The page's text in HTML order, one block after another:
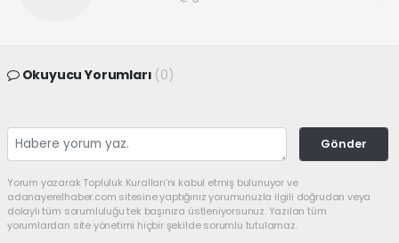
Okuyucu Yorumları (0)
Gönder
Yorum yazarak Topluluk Kuralları’nı kabul etmiş bulunuyor ve
adanayerelhaber.com sitesine yaptığınız yorumunuzla ilgili doğrudan veya
dolaylı tüm sorumluluğu tek başınıza üstleniyorsunuz. Yazılan tüm
yorumlardan site yönetimi hiçbir şekilde sorumlu tutulamaz.